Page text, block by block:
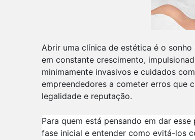
Abrir uma clínica de estética é o
em constante crescimento,
minimamente invasivos e cuidados
empreendedores a cometer erros que
legalidade e reputação.
Para quem está pensando em dar
fase inicial e entender como evitá-los